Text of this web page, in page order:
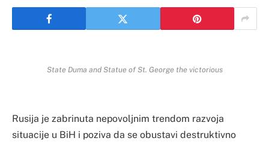
State Duma and Statue of St. George the victorious
Rusija je zabrinuta nepovoljnim trendom razvoja
situacije u BiH i poziva da se obustavi destruktivno